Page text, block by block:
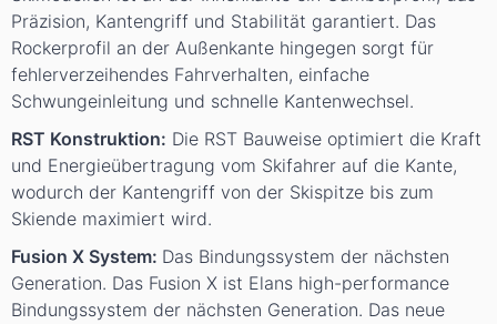
Präzision, Kantengriff und Stabilität garantiert. Das
Rockerprofil an der Außenkante hingegen sorgt für
fehlerverzeihendes Fahrverhalten, einfache
Schwungeinleitung und schnelle Kantenwechsel.
RST Konstruktion: Die RST Bauweise optimiert die Kraft
und Energieübertragung vom Skifahrer auf die Kante,
wodurch der Kantengriff von der Skispitze bis zum
Skiende maximiert wird.
Fusion X System: Das Bindungssystem der nächsten
Generation. Das Fusion X ist Elans high-performance
Bindungssystem der nächsten Generation. Das neue